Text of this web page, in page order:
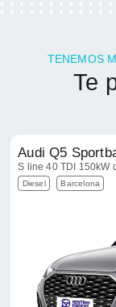
TENEMOS
Te
Audi Q5
S line 40 TDI 150kW
Diesel Barcelona